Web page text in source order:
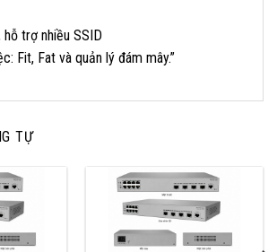
trợ nhiều SSID
Fit, Fat và quản lý đám mây.”
TỰ